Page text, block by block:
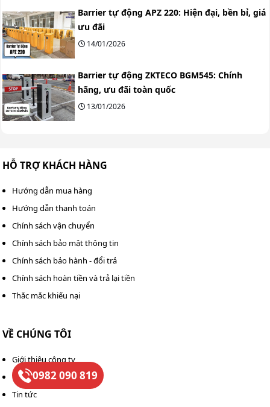
Barrier tự động APZ 220: Hiện đại, bền bỉ, giá
ưu đãi
14/01/2026
Barrier tự động ZKTECO BGM545: Chính
hãng, ưu đãi toàn quốc
13/01/2026
0982 090 819
HỖ TRỢ KHÁCH HÀNG
Hướng dẫn mua hàng
Hướng dẫn thanh toán
Chính sách vận chuyển
Chính sách bảo mật thông tin
Chính sách bảo hành - đổi trả
Chính sách hoàn tiền và trả lại tiền
Thắc mắc khiếu nại
VỀ CHÚNG TÔI
Giới thiệu công ty
Liên hệ
Tin tức